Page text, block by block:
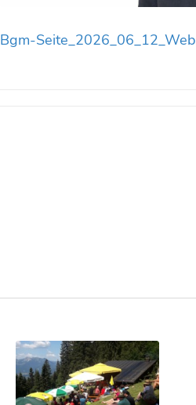
Bgm-Seite_2026_06_12_Web